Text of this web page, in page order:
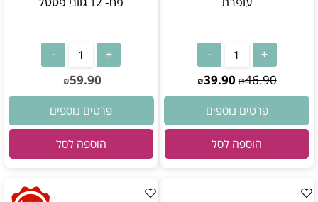
₪46.90
₪39.90
פרטים נוספים
הוספה לסל
₪59.90
פרטים נוספים
הוספה לסל